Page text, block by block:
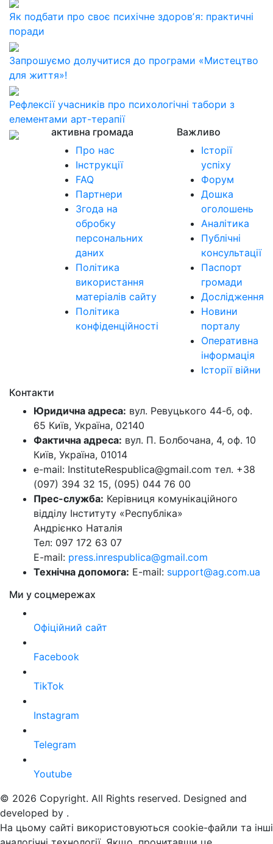
Як подбати про своє психічне здоровʼя: практичні
поради
Запрошуємо долучитися до програми «Мистецтво
для життя»!
Рефлексії учасників про психологічні табори з
елементами арт-терапії
активна громада
Про нас
Інструкції
FAQ
Партнери
Згода на
обробку
персональних
даних
Політика
використання
матеріалів сайту
Політика
конфіденційності
Важливо
Історії
успіху
Форум
Дошка
оголошень
Аналітика
Публічні
консультації
Паспорт
громади
Дослідження
Новини
порталу
Оперативна
інформація
Історії війни
Контакти
Юридична адреса: вул. Ревуцького 44-б, оф.
65 Київ, Україна, 02140
Фактична адреса: вул. П. Болбочана, 4, оф. 10
Київ, Україна, 01014
e-mail: InstituteRespublica@gmail.com тел. +38
(097) 394 32 15, (095) 044 76 00
Прес-служба: Керівниця комунікаційного
відділу Інституту «Республіка»
Андрієнко Наталія
Тел: 097 172 63 07
E-mail: press.inrespublica@gmail.com
Технічна допомога: E-mail: support@ag.com.ua
Ми у соцмережах
Офіційний сайт
Facebook
TikTok
Instagram
Telegram
Youtube
© 2026 Copyright. All Rights reserved. Designed and
developed by .
На цьому сайті використовуються cookie-файли та інші